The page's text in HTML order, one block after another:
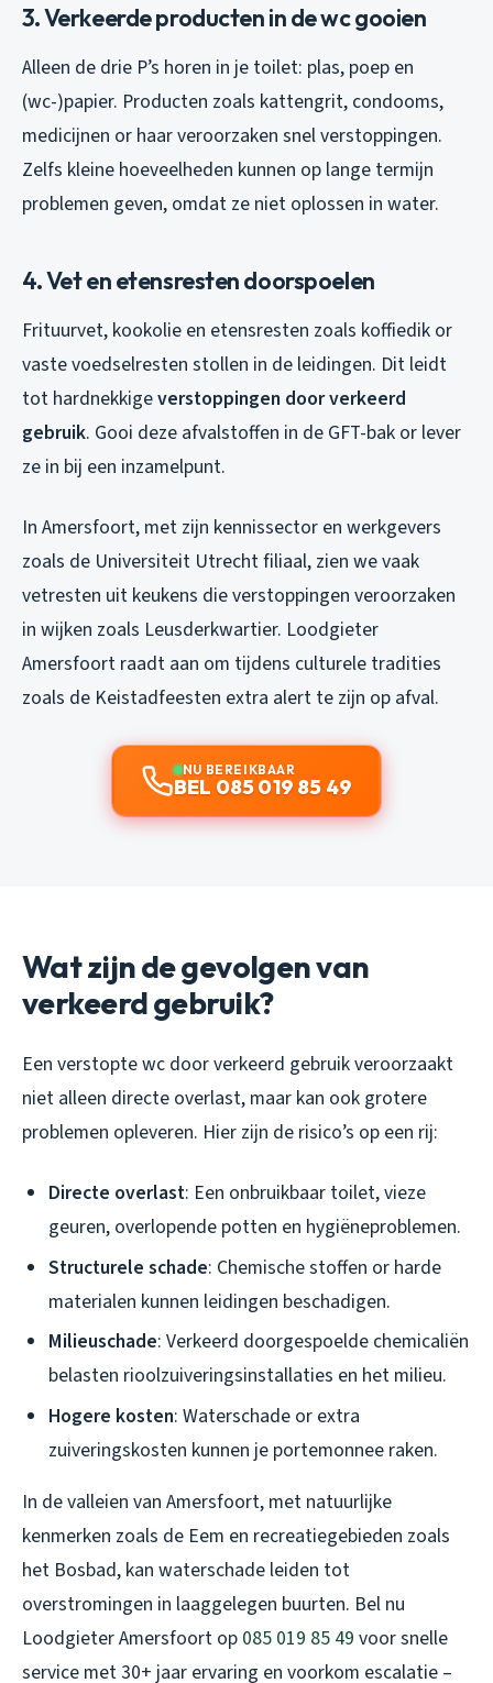
3. Verkeerde producten in de wc gooien
Alleen de drie P’s horen in je toilet: plas, poep en
(wc-)papier. Producten zoals kattengrit, condooms,
medicijnen or haar veroorzaken snel verstoppingen.
Zelfs kleine hoeveelheden kunnen op lange termijn
problemen geven, omdat ze niet oplossen in water.
4. Vet en etensresten doorspoelen
Frituurvet, kookolie en etensresten zoals koffiedik or
vaste voedselresten stollen in de leidingen. Dit leidt
tot hardnekkigeverstoppingen door verkeerd
gebruik. Gooi deze afvalstoffen in de GFT-bak or lever
ze in bij een inzamelpunt.
In Amersfoort, met zijn kennissector en werkgevers
zoals de Universiteit Utrecht filiaal, zien we vaak
vetresten uit keukens die verstoppingen veroorzaken
in wijken zoals Leusderkwartier. Loodgieter
Amersfoort raadt aan om tijdens culturele tradities
zoals de Keistadfeesten extra alert te zijn op afval.
NU BEREIKBAAR
BEL 085 019 85 49
Wat zijn de gevolgen van
verkeerd gebruik?
Een verstopte wc door verkeerd gebruik veroorzaakt
niet alleen directe overlast, maar kan ook grotere
problemen opleveren. Hier zijn de risico’s op een rij:
Directe overlast: Een onbruikbaar toilet, vieze
geuren, overlopende potten en hygiëneproblemen.
Structurele schade: Chemische stoffen or harde
materialen kunnen leidingen beschadigen.
Milieuschade: Verkeerd doorgespoelde chemicaliën
belasten rioolzuiveringsinstallaties en het milieu.
Hogere kosten: Waterschade or extra
zuiveringskosten kunnen je portemonnee raken.
In de valleien van Amersfoort, met natuurlijke
kenmerken zoals de Eem en recreatiegebieden zoals
het Bosbad, kan waterschade leiden tot
overstromingen in laaggelegen buurten. Bel nu
Loodgieter Amersfoort op 085 019 85 49 voor snelle
service met 30+ jaar ervaring en voorkom escalatie –